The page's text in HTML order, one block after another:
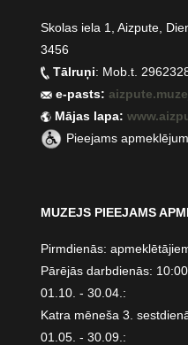
Skolas iela 1, Aizpute,
3456
Tālruņi: Mob.t.
e-pasts:
Mājas lapa:
Pieejams
MUZEJS PIEEJAMS
Pirmdienās:
Pārējās darbdienās:
01.10. - 30.04.:
Katra mēneša 3.
01.05. - 30.09.: